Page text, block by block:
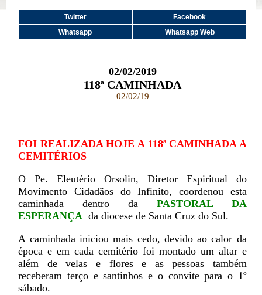
Twitter
Facebook
Whatsapp
Whatsapp Web
02/02/2019
118ª CAMINHADA
02/02/19
FOI REALIZADA HOJE A 118ª CAMINHADA A
CEMITÉRIOS
O Pe. Eleutério Orsolin, Diretor Espiritual do
Movimento Cidadãos do Infinito, coordenou esta
caminhada dentro da PASTORAL DA
ESPERANÇA da diocese de Santa Cruz do Sul.
A caminhada iniciou mais cedo, devido ao calor da
época e em cada cemitério foi montado um altar e
além de velas e flores e as pessoas também
receberam terço e santinhos e o convite para o 1º
sábado.